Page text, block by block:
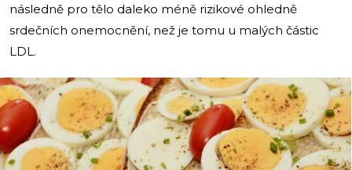
následně pro tělo daleko méně rizikové ohledně
srdečních onemocnění, než je tomu u malých částic
LDL.